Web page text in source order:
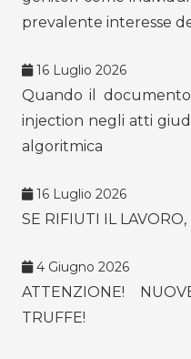
prevalente interesse
16 Luglio 2026
Quando il
injection negli atti
algoritmica
16 Luglio 2026
SE RIFIUTI IL LAVORO,
4 Giugno 2026
ATTENZIONE!
TRUFFE!